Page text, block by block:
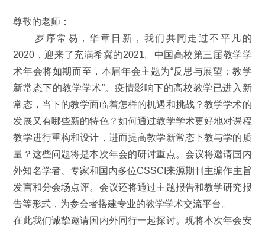
尊敬的老师：
岁序常易，华章日新，我们共同走过不平凡的
2020，迎来了充满希冀的2021。中国高校第三届教学学
术年会将如期而至，本届年会主题为“反思与展望：教学
新常态下的教学学术”。疫情影响下的高校教学已进入新
常态，当下的教学面临着怎样的机遇和挑战？教学学术的
发展又有哪些新的特色？如何通过教学学术更好地对课程
教学进行重构和设计，进而提高教学新常态下教与学的质
量？这些问题将是本次年会的研讨重点。会议将邀请国内
外知名学者、专家和国内多位CSSCI来源期刊主编作主旨
发言和分会场点评。会议还将通过主题报告和教学研究报
告等形式，为参会者搭建专业的教学学术交流平台。
在此我们诚挚邀请国内外同行一起探讨。现将本次年会安